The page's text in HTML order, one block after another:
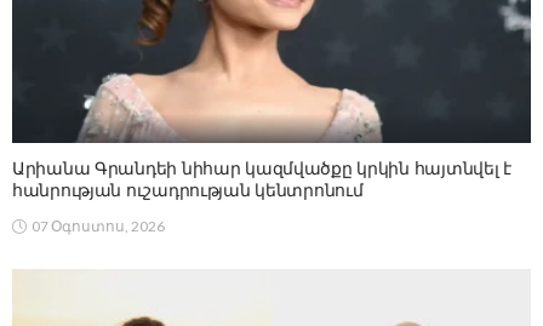
Արիանա Գրանդեի նիհար կազմվածքը կրկին հայտնվել է
հանրության ուշադրության կենտրոնում
07 Օգոստոս, 2026